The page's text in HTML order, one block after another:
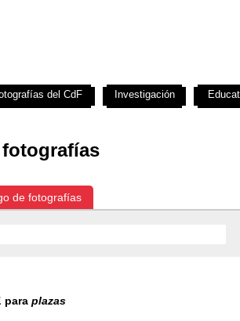
de fotografías
para plazas
del CdF Investigación